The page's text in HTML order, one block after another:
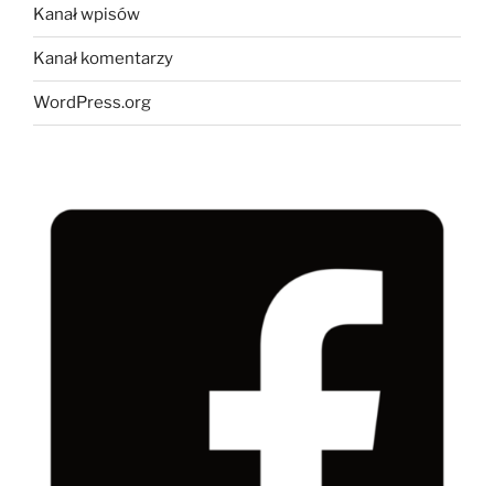
Kanał wpisów
Kanał komentarzy
WordPress.org